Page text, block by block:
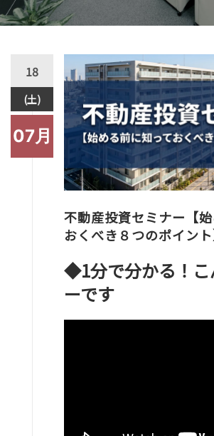
18
(土)
07月
不動産投資セミナー【
おくべき８つのポイント
◆1分で分かる！こ
ーです